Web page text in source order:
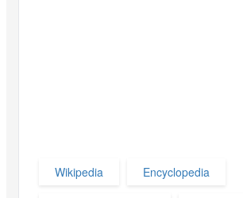
Wikipedia Encyclopedia